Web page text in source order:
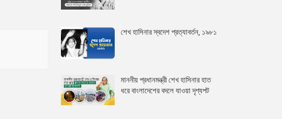
শেখ হাসিনার স্বদেশ প্রত্যাবর্তন, ১৯৮১
মাননীয় প্রধানমন্ত্রী শেখ হাসিনার হাত
ধরে বাংলাদেশের বদলে যাওয়া দৃশ্যপট